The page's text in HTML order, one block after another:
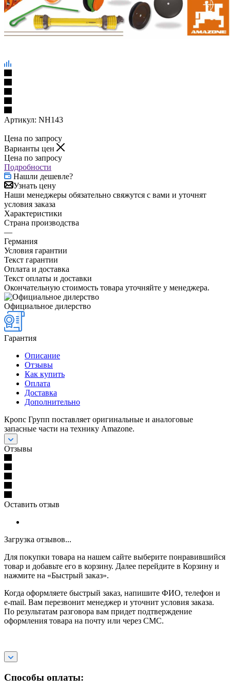
Артикул: NH143
Цена по запросу
Варианты цен
Цена по запросу
Подробности
Нашли дешевле?
Узнать цену
Наши менеджеры обязательно свяжутся с вами и уточнят
условия заказа
Характеристики
Страна производства
—
Германия
Условия гарантии
Текст гарантии
Оплата и доставка
Текст оплаты и доставки
Окончательную стоимость товара уточняйте у менеджера.
Официальное дилерство
Гарантия
Описание
Отзывы
Как купить
Оплата
Доставка
Дополнительно
Кропс Групп поставляет оригинальные и аналоговые
запасные части на технику Amazone.
Отзывы
Оставить отзыв
Загрузка отзывов...
Для покупки товара на нашем сайте выберите понравившийся
товар и добавьте его в корзину. Далее перейдите в Корзину и
нажмите на «Быстрый заказ».
Когда оформляете быстрый заказ, напишите ФИО, телефон и
e-mail. Вам перезвонит менеджер и уточнит условия заказа.
По результатам разговора вам придет подтверждение
оформления товара на почту или через СМС.
Способы оплаты: